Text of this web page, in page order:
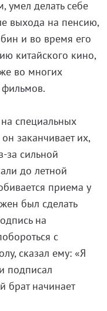
умел делать себе
выхода на пенсию,
и во время его
китайского кино,
во многих
фильмов.
специальных
заканчивает их,
за сильной
до летной
приема у
был сделать
на
с
сказал ему: «Я
подписал
брат начинает